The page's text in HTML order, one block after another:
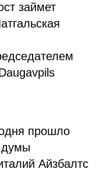
займет
прошло
думы
Айзбалтс